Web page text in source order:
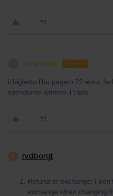
chiaradev AUTHOR
il biglietto l’ho pagato 22 euro,
spenderne almeno il triplo
rvdborgt
Refund or exchange: I
exchange when changing